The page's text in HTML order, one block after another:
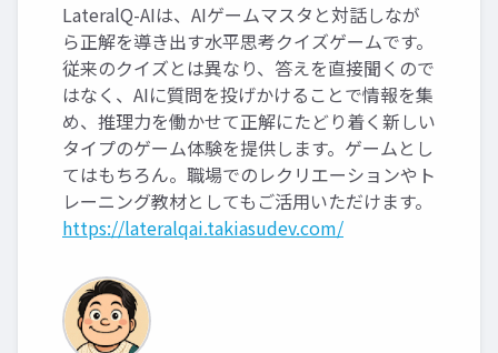
LateralQ-AIは、AIゲームマスタと対話しなが
ら正解を導き出す水平思考クイズゲームです。
従来のクイズとは異なり、答えを直接聞くので
はなく、AIに質問を投げかけることで情報を集
め、推理力を働かせて正解にたどり着く新しい
タイプのゲーム体験を提供します。ゲームとし
てはもちろん。職場でのレクリエーションやト
レーニング教材としてもご活用いただけます。
https://lateralqai.takiasudev.com/